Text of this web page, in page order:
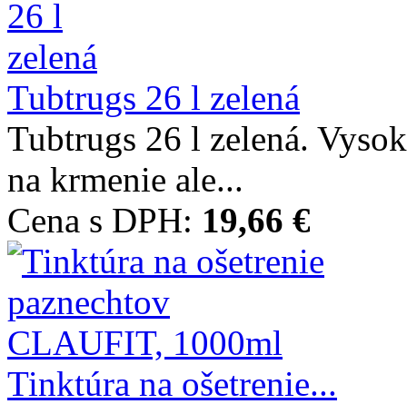
Tubtrugs 26 l zelená
Tubtrugs 26 l zelená.
na krmenie ale...
Cena s DPH: 19,66 €
Tinktúra na ošetrenie...